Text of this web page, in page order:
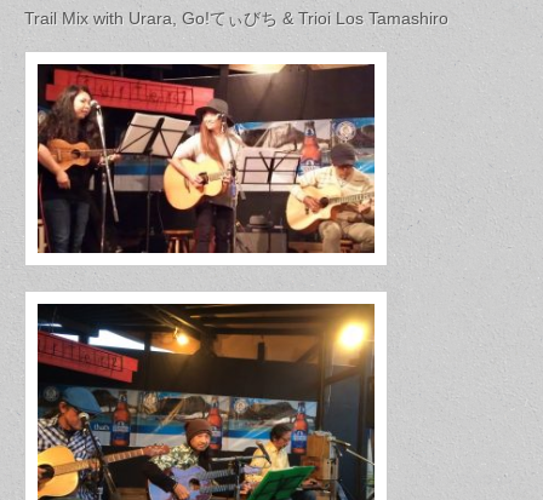
Trail Mix with Urara, Go!てぃびち & Trioi Los Tamashiro